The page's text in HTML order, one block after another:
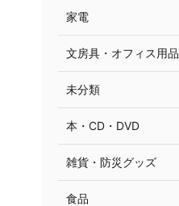
家電
文房具・オフィス用品
未分類
本・CD・DVD
雑貨・防災グッズ
食品